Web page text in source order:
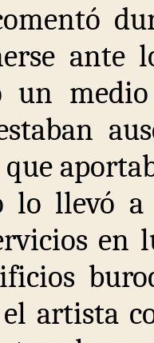
un
que
lo llevó a
en
artista